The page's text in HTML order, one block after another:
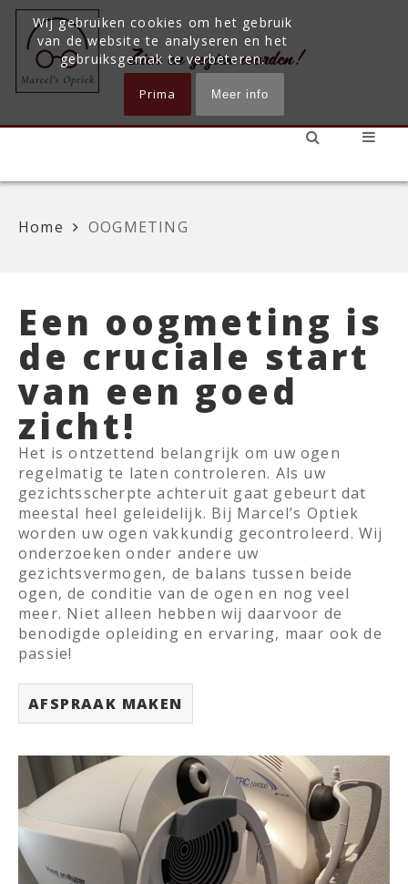
Wij gebruiken cookies om het gebruik
van de website te analyseren en het
gebruiksgemak te verbeteren.
Prima Meer info
Home OOGMETING
Een oogmeting is
de cruciale start
van een goed
zicht!
Het is ontzettend belangrijk om uw ogen
regelmatig te laten controleren. Als uw
gezichtsscherpte achteruit gaat gebeurt dat
meestal heel geleidelijk. Bij Marcel’s Optiek
worden uw ogen vakkundig gecontroleerd. Wij
onderzoeken onder andere uw
gezichtsvermogen, de balans tussen beide
ogen, de conditie van de ogen en nog veel
meer. Niet alleen hebben wij daarvoor de
benodigde opleiding en ervaring, maar ook de
passie!
AFSPRAAK MAKEN